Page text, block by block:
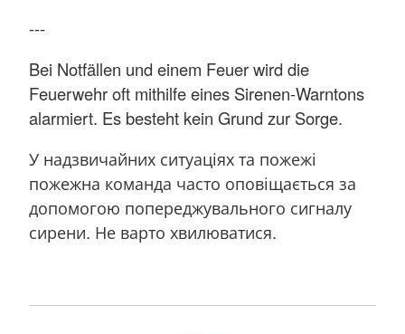
---
Bei Notfällen und einem Feuer wird die
Feuerwehr oft mithilfe eines Sirenen-Warntons
alarmiert. Es besteht kein Grund zur Sorge.
У надзвичайних ситуаціях та пожежі
пожежна команда часто оповіщається за
допомогою попереджувального сигналу
сирени. Не варто хвилюватися.